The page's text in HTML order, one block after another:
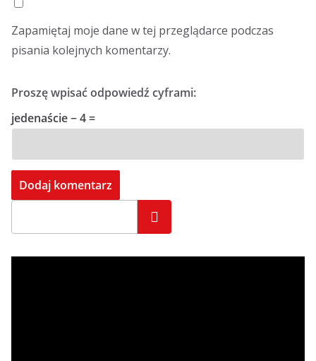
Zapamiętaj moje dane w tej przeglądarce podczas
pisania kolejnych komentarzy.
Proszę wpisać odpowiedź cyframi:
jedenaście − 4 =
Szukaj